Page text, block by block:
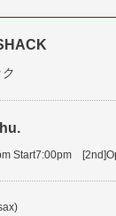
Start7:00pm